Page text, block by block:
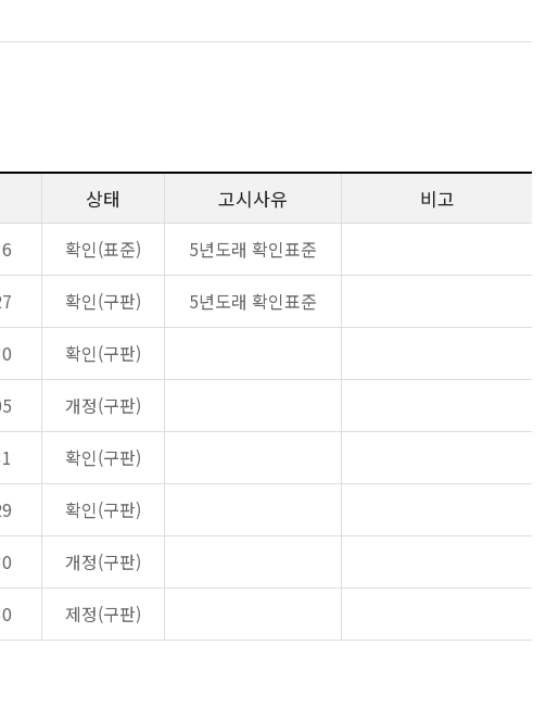
상태 고시사유 비고
확인(표준) 5년도래 확인표준
확인(구판) 5년도래 확인표준
확인(구판)
개정(구판)
확인(구판)
확인(구판)
개정(구판)
제정(구판)